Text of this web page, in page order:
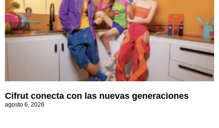
Cifrut conecta con las nuevas generaciones
agosto 6, 2026